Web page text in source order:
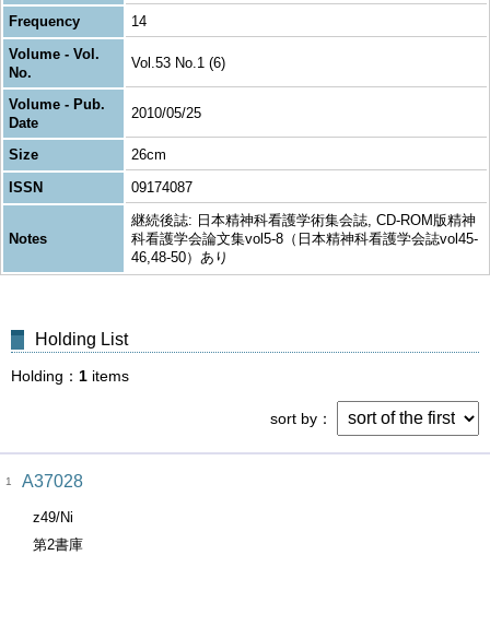
Frequency
14
Volume - Vol.
No.
Vol.53 No.1 (6)
Volume - Pub.
Date
2010/05/25
Size
26cm
ISSN
09174087
Notes
継続後誌: 日本精神科看護学術集会誌, CD-ROM版精神
科看護学会論文集vol5-8（日本精神科看護学会誌vol45-
46,48-50）あり
Holding List
Holding 1 items
sort by
1 A37028
z49/Ni
第2書庫